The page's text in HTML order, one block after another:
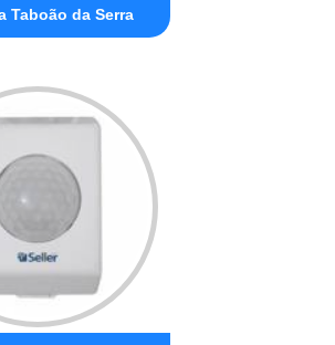
Taboão da Serra